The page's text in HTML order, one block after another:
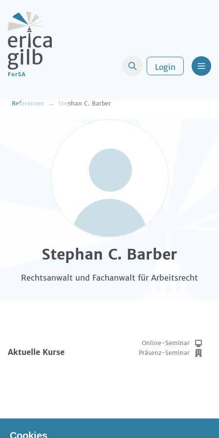
Login
Referenten Stephan C. Barber
Stephan C. Barber
Rechtsanwalt und Fachanwalt für Arbeitsrecht
Aktuelle Kurse
Online-Seminar
Präsenz-Seminar
Verfügbare Pakete
Cookies